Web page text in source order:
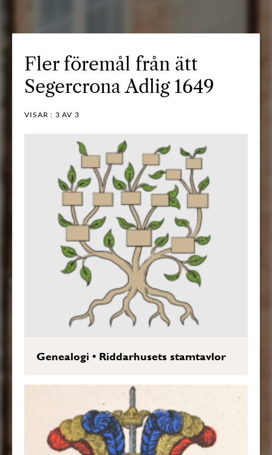
Fler föremål från ätt
Segercrona Adlig 1649
VISAR : 3 AV 3
Genealogi • Riddarhusets stamtavlor